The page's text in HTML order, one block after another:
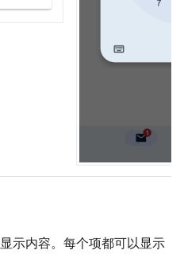
示内容。每个项都可以显示